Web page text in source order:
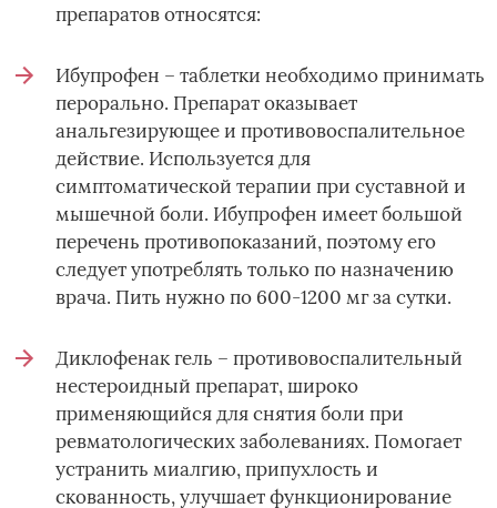
препаратов относятся:
Ибупрофен – таблетки необходимо принимать
перорально. Препарат оказывает
анальгезирующее и противовоспалительное
действие. Используется для
симптоматической терапии при суставной и
мышечной боли. Ибупрофен имеет большой
перечень противопоказаний, поэтому его
следует употреблять только по назначению
врача. Пить нужно по 600-1200 мг за сутки.
Диклофенак гель – противовоспалительный
нестероидный препарат, широко
применяющийся для снятия боли при
ревматологических заболеваниях. Помогает
устранить миалгию, припухлость и
скованность, улучшает функционирование